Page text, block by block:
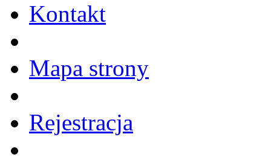
Kontakt
Mapa strony
Rejestracja